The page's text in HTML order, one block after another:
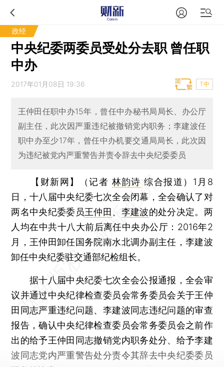
政经
中央纪委两委员受处分去职 曾任职
中办
2017年01月08日 19:36 T中
王仲田任职中办15年，曾任中办秘书局局长、办公厅
副主任，此次因严重违纪被撤销党内职务；李建波任
职中办至少17年，曾任中办机要交通局局长，此次因
为违纪被党内严重警告并责令辞去中央纪委委员
【财新网】（记者 林韵诗 综合报道） 1月8
日，十八届中央纪委七次全会闭幕，全会确认了对
两名中央纪委委员王仲田 、 李建波的处分决定。两
人均在中共十八大前后离任中央办公厅：2016年2
月，王仲田卸任国务院南水北调办副主任，李建波
卸任中央纪委驻交通部纪检组长。
据十八届中央纪委七次全会公报通报，全会审
议并通过中央纪律检查委员会常务委员会关于王仲
田同志严重违纪问题、李建波同志违纪问题的审查
报告，确认中央纪律检查委员会常务委员会之前作
出的给予王仲田同志撤销党内职务处分、给予李建
波同志党内严重警告处分责令其辞去中央纪委委员